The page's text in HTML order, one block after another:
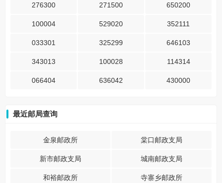
276300 271500 650200
100004 529020 352111
033301 325299 646103
343013 100028 114314
066404 636042 430000
最近邮局查询
金泉邮政所 棠口邮政支局
新市邮政支局 城南邮政支局
和裕邮政所 寺寨乡邮政所